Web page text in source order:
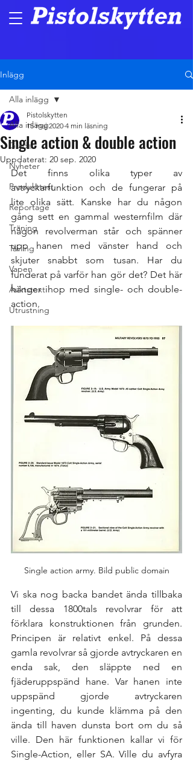
Inlägg
Alla inlägg
Guide
Nyheter
Produkttest
Reportage
Träning
Tävling
Vapen
Åsiktstext
Utrustning
Alla inlägg
Single action & double action
Pistolskytten
15 maj 2020 4 min läsning
Uppdaterat: 20 sep. 2020
Det finns olika typer av
avtryckarfunktion och de fungerar på
lite olika sätt. Kanske har du någon
gång sett en gammal westernfilm där
någon revolverman står och spänner
upp hanen med vänster hand och
skjuter snabbt som tusan. Har du
funderat på varför han gör det? Det här
hänger ihop med single- och double-
action.
Single action army. Bild public domain
Vi ska nog backa bandet ända tillbaka
till dessa 1800tals revolvrar för att
förklara konstruktionen från grunden.
Principen är relativt enkel. På dessa
gamla revolvrar så gjorde avtryckaren en
enda sak, den släppte ned en
fjäderuppspänd hane. Var hanen inte
uppspänd gjorde avtryckaren
ingenting, du kunde klämma på den
ända till haven dunsta bort om du så
ville. Den här funktionen kallar vi för
Single-Action, eller SA. Ville du avfyra